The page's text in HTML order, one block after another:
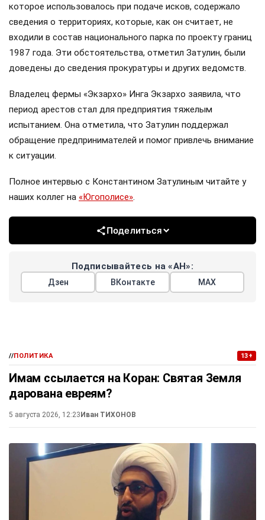
которое использовалось при подаче исков, содержало
сведения о территориях, которые, как он считает, не
входили в состав национального парка по проекту границ
1987 года. Эти обстоятельства, отметил Затулин, были
доведены до сведения прокуратуры и других ведомств.
Владелец фермы «Экзархо» Инга Экзархо заявила, что
период арестов стал для предприятия тяжелым
испытанием. Она отметила, что Затулин поддержал
обращение предпринимателей и помог привлечь внимание
к ситуации.
Полное интервью с Константином Затулиным читайте у
наших коллег на «Югополисе».
Поделиться
Подписывайтесь на «АН»:
Дзен ВКонтакте МАХ
//ПОЛИТИКА 13+
Имам ссылается на Коран: Святая Земля
дарована евреям?
5 августа 2026, 12:23 Иван ТИХОНОВ